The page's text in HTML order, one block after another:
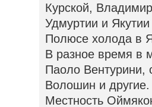
Курской,
Удмуртии и
Полюсе холода в
В разное время в
Паоло Вентурини,
Волошин и другие.
Местность